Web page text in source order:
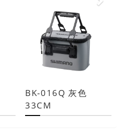
BK-016Q 灰色
33CM